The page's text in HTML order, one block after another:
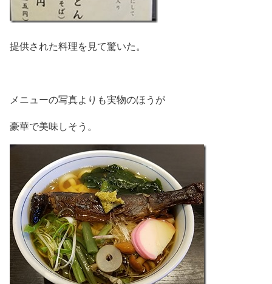
提供された料理を見て驚いた。
メニューの写真よりも実物のほうが
豪華で美味しそう。